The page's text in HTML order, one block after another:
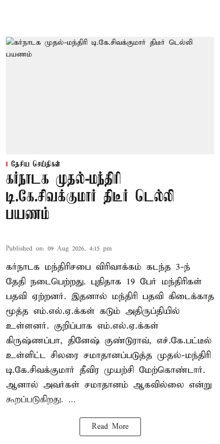
தேசிய செய்திகள்
கர்நாடக முதல்-மந்திரி
டி.கே.சிவக்குமார் திடீர் டெல்லி
பயணம்
Published on: 09 Aug 2026, 4:15 pm
கர்நாடக மந்திரிசபை விரிவாக்கம் கடந்த 3-ந்
தேதி நடைபெற்றது. புதிதாக 19 பேர் மந்திரிகள்
பதவி ஏற்றனர். இதனால் மந்திரி பதவி கிடைக்காத
மூத்த எம்.எல்.ஏ.க்கள் கடும் அதிருப்தியில்
உள்ளனர். குறிப்பாக எம்.எல்.ஏ.க்கள்
கிருஷ்ணப்பா, தினேஷ் குண்டுராவ், எச்.கே.பட்டீல்
உள்ளிட்ட சிலரை சமாதானப்படுத்த முதல்-மந்திரி
டி.கே.சிவக்குமார் தீவிர முயற்சி மேற்கொண்டார்.
ஆனால் அவர்கள் சமாதானம் ஆகவில்லை என்று
கூறப்படுகிறது. ...
Read More